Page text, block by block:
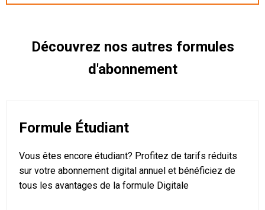
Des informations confidentielles résérvées aux
Découvrez nos autres formules
d'abonnement
Formule Étudiant
Vous êtes encore étudiant? Profitez de tarifs réduits
sur votre abonnement digital annuel et bénéficiez de
tous les avantages de la formule Digitale